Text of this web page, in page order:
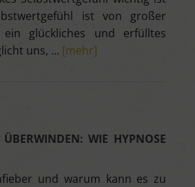
ist von großer
glückliches und erfülltes
uns, … [mehr]
ÜBERWINDEN: WIE HYPNOSE
und warum kann es zu